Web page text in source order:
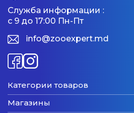
Служба информации :
с 9 до 17:00 Пн-Пт
info@zooexpert.md
Категории товаров
Магазины